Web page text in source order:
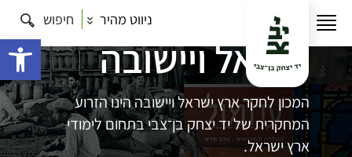
ניווט מהיר חיפושהמכון לחקר ארץ
ישראל ויישובה
המכון לחקר ארץ ישראל ויישובה הינו הזרוע
המחקרית של יד יצחק בן־צבי בתחום לימודי
ארץ ישראל.